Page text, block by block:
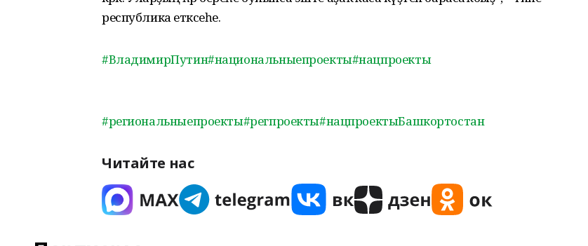
республика етәксеһе.
#ВладимирПутин#национальныепроекты#нацпроекты
#региональныепроекты#регпроекты#нацпроектыБашкортостан
Читайте нас